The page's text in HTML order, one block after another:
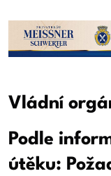
Vládní
Podle
útěku: